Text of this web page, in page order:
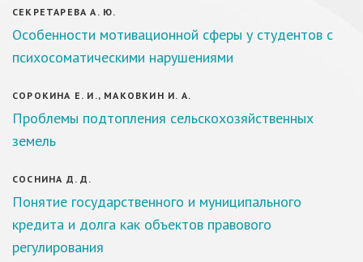
СЕКРЕТАРЕВА А. Ю.
Особенности мотивационной сферы у студентов с
психосоматическими нарушениями
СОРОКИНА Е. И., МАКОВКИН И. А.
Проблемы подтопления сельскохозяйственных
земель
СОСНИНА Д. Д.
Понятие государственного и муниципального
кредита и долга как объектов правового
регулирования